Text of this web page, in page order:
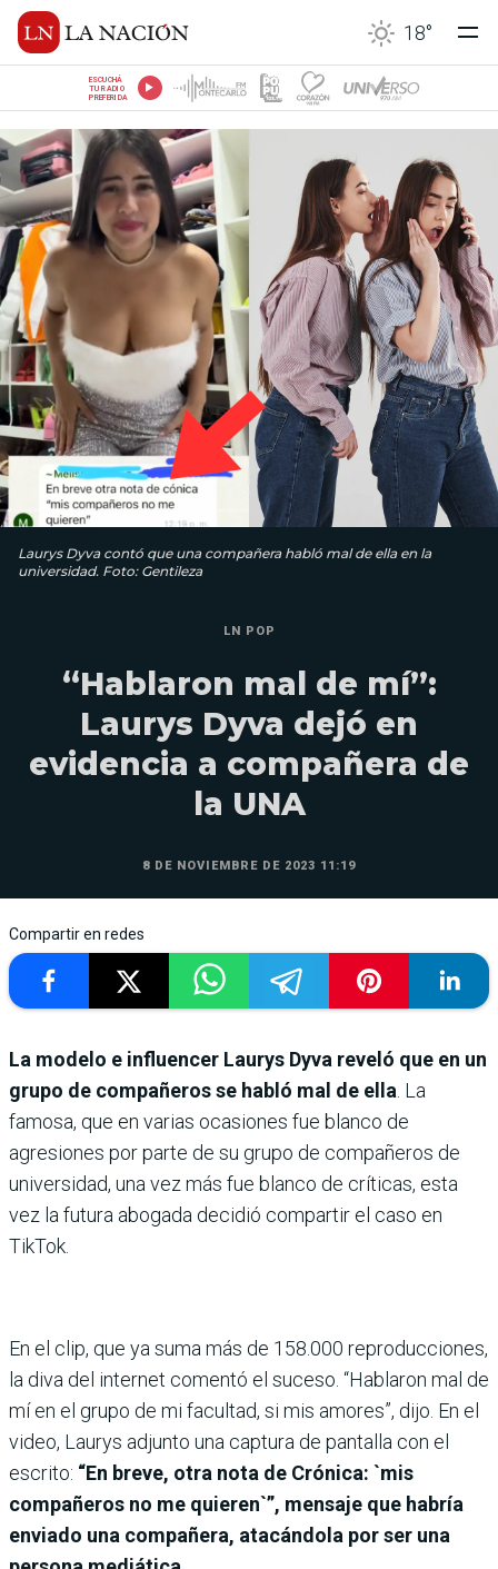
18°
ESCUCHÁ
TU RADIO
PREFERIDA
Laurys Dyva contó que una compañera habló mal de ella en la
universidad. Foto: Gentileza
LN POP
“Hablaron mal de mí”:
Laurys Dyva dejó en
evidencia a compañera de
la UNA
8 DE NOVIEMBRE DE 2023 11:19
Compartir en redes
La modelo e influencer Laurys Dyva reveló que en un
grupo de compañeros se habló mal de ella. La
famosa, que en varias ocasiones fue blanco de
agresiones por parte de su grupo de compañeros de
universidad, una vez más fue blanco de críticas, esta
vez la futura abogada decidió compartir el caso en
TikTok.
En el clip, que ya suma más de 158.000 reproducciones,
la diva del internet comentó el suceso. “Hablaron mal de
mí en el grupo de mi facultad, si mis amores”, dijo. En el
video, Laurys adjunto una captura de pantalla con el
escrito: “En breve, otra nota de Crónica: `mis
compañeros no me quieren`”, mensaje que habría
enviado una compañera, atacándola por ser una